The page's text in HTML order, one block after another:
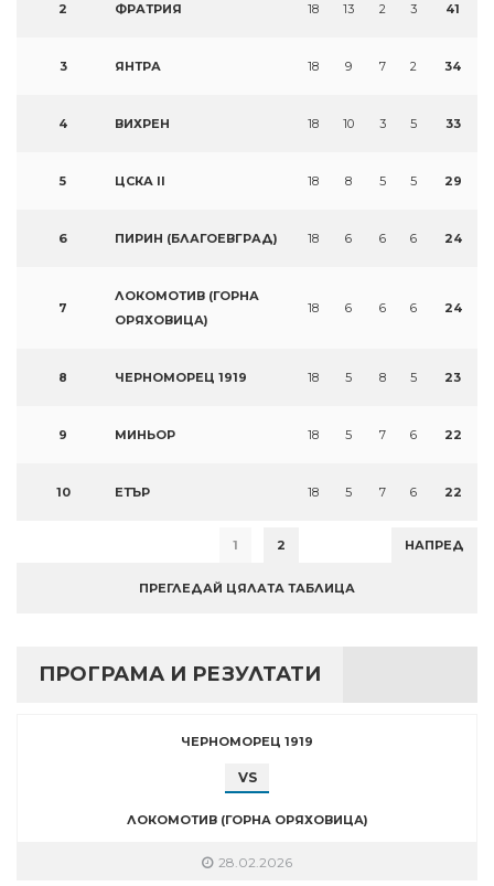
2 ФРАТРИЯ 18 13 2 3 41
3 ЯНТРА 18 9 7 2 34
4 ВИХРЕН 18 10 3 5 33
5 ЦСКА II 18 8 5 5 29
6 ПИРИН (БЛАГОЕВГРАД) 18 6 6 6 24
7
ЛОКОМОТИВ (ГОРНА
ОРЯХОВИЦА)
18 6 6 6 24
8 ЧЕРНОМОРЕЦ 1919 18 5 8 5 23
9 МИНЬОР 18 5 7 6 22
10 ЕТЪР 18 5 7 6 22
1 2 НАПРЕД
ПРЕГЛЕДАЙ ЦЯЛАТА ТАБЛИЦА
ПРОГРАМА И РЕЗУЛТАТИ
ЧЕРНОМОРЕЦ 1919
VS
ЛОКОМОТИВ (ГОРНА ОРЯХОВИЦА)
28.02.2026